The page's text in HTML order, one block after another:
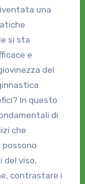
una
si sta
e
del
In questo
di
che
possono
del viso,
contrastare i